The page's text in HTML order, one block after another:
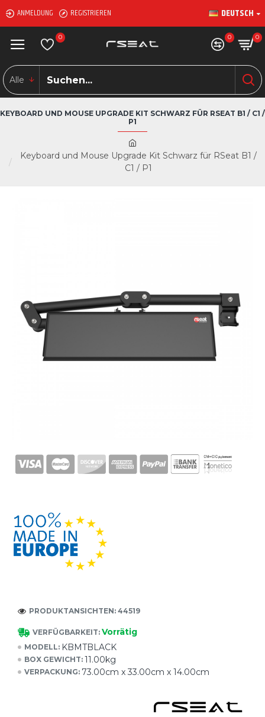
ANMELDUNG REGISTRIEREN DEUTSCH
0 0 0
Alle
Keyboard und Mouse Upgrade Kit Schwarz für RSeat B1 /
C1 / P1
KEYBOARD UND MOUSE UPGRADE KIT SCHWARZ FÜR RSEAT B1 / C1 /
P1
VERFÜGBARKEIT: Vorrätig
MODELL: KBMTBLACK
BOX GEWICHT: 11.00kg
VERPACKUNG: 73.00cm x 33.00cm x 14.00cm
PRODUKTANSICHTEN: 44519